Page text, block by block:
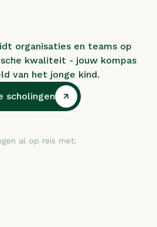
organisaties en teams op
kwaliteit - jouw kompas
van het jonge kind.
scholingen
scholingen
al op reis met: